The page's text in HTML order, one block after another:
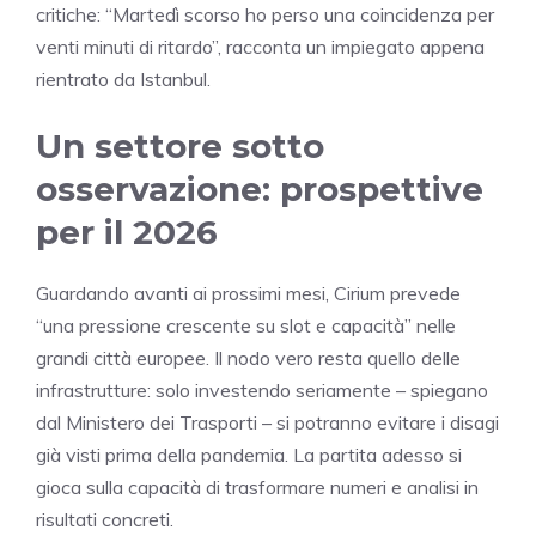
critiche: “Martedì scorso ho perso una coincidenza per
venti minuti di ritardo”, racconta un impiegato appena
rientrato da Istanbul.
Un settore sotto
osservazione: prospettive
per il 2026
Guardando avanti ai prossimi mesi, Cirium prevede
“una pressione crescente su slot e capacità” nelle
grandi città europee. Il nodo vero resta quello delle
infrastrutture: solo investendo seriamente – spiegano
dal Ministero dei Trasporti – si potranno evitare i disagi
già visti prima della pandemia. La partita adesso si
gioca sulla capacità di trasformare numeri e analisi in
risultati concreti.